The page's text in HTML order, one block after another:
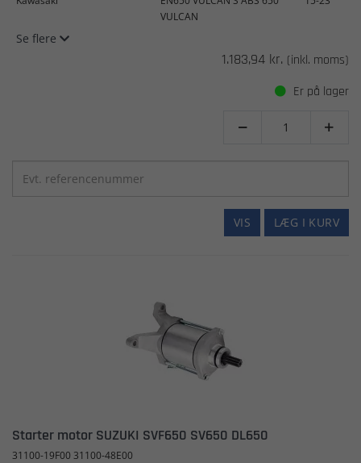
VULCAN
Se flere
1.183,94 kr. (inkl. moms)
Er på lager
 
LÆG I KURV
VIS
Starter motor SUZUKI SVF650 SV650 DL650
31100-19F00 31100-48E00